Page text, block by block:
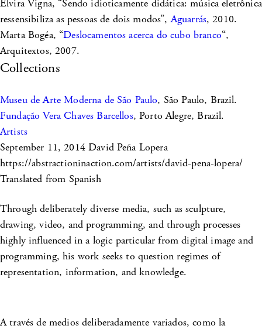
Elvira Vigna, “Sendo idioticamente didática: música eletrônica
ressensibiliza as pessoas de dois modos”,Aguarrás, 2010.
Marta Bogéa, “Deslocamentos acerca do cubo branco“,
Arquitextos, 2007.
Collections
Museu de Arte Moderna de São Paulo, São Paulo, Brazil.
Fundação Vera Chaves Barcellos, Porto Alegre, Brazil.
Artists
September 11, 2014David Peña Lopera
https://abstractioninaction.com/artists/david-pena-lopera/
Translated from Spanish
Through deliberately diverse media, such as sculpture,
drawing, video, and programming, and through processes
highly influenced in a logic particular from digital image and
programming, his work seeks to question regimes of
representation, information, and knowledge.
A través de medios deliberadamente variados, como la